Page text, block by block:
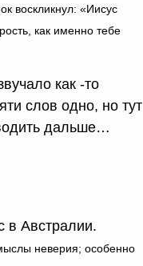
воскликнул: «Иисус
как именно тебе
как -то
слов одно, но тут
дальше…
в Австралии.
неверия; особенно